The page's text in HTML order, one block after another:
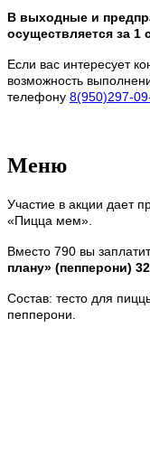
В выходные и
осуществляется за 1
Если вас интересует
возможность
телефону 8(950)297-
Меню
Участие в акции дает
«Пицца мем».
Вместо 790 вы
плану» (пепперони)
Состав: тесто для
пепперони.